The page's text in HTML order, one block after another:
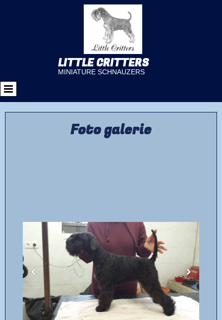
LITTLE CRITTERS
MINIATURE SCHNAUZERS
Foto galerie